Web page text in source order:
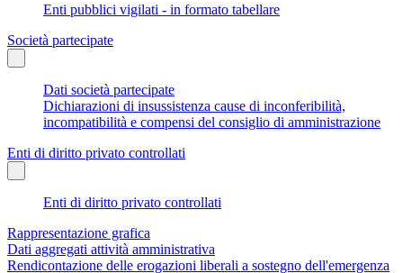
Enti pubblici vigilati - in formato tabellare
Società partecipate
Dati società partecipate
Dichiarazioni di insussistenza cause di inconferibilità,
incompatibilità e compensi del consiglio di amministrazione
Enti di diritto privato controllati
Enti di diritto privato controllati
Rappresentazione grafica
Dati aggregati attività amministrativa
Rendicontazione delle erogazioni liberali a sostegno dell'emergenza